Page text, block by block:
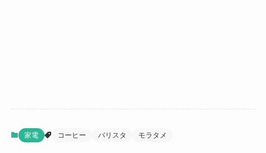
家電 コーヒー バリスタ モラタメ